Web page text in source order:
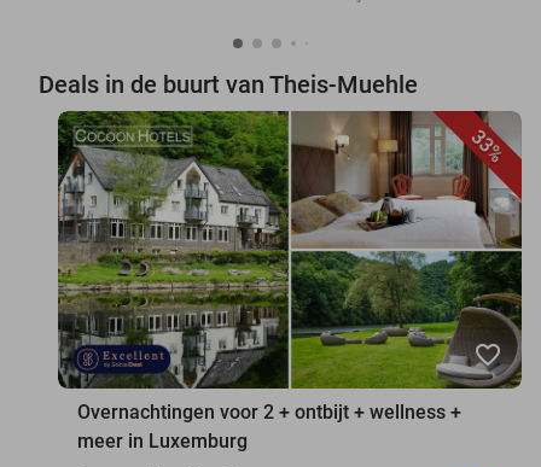
Deals in de buurt van Theis-Muehle
33%
favorite_border
Overnachtingen voor 2 + ontbijt + wellness +
meer in Luxemburg